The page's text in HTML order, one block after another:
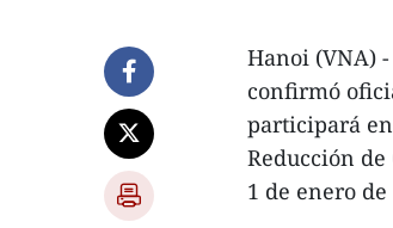
Hanoi (VNA)
confirmó
participará
Reducción
1 de enero de